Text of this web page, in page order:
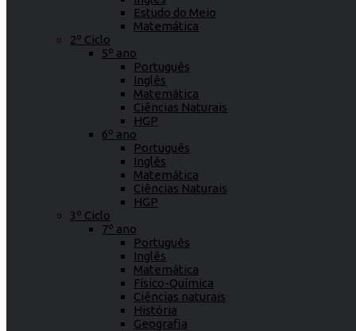
Estudo do Meio
Matemática
2º Ciclo
5º ano
Português
Inglês
Matemática
Ciências Naturais
HGP
6º ano
Português
Inglês
Matemática
Ciências Naturais
HGP
3º Ciclo
7º ano
Português
Inglês
Matemática
Físico-Química
Ciências naturais
História
Geografia